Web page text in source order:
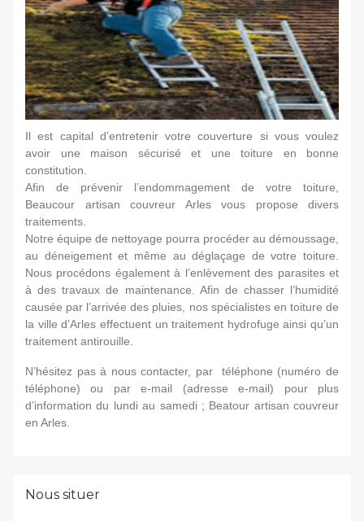
Il est capital d’entretenir votre couverture si vous voulez
avoir une maison sécurisé et une toiture en bonne
constitution.
Afin de prévenir l’endommagement de votre toiture,
Beaucour artisan couvreur Arles vous propose divers
traitements.
Notre équipe de nettoyage pourra procéder au démoussage,
au déneigement et même au déglaçage de votre toiture.
Nous procédons également à l’enlèvement des parasites et
à des travaux de maintenance. Afin de chasser l’humidité
causée par l’arrivée des pluies, nos spécialistes en toiture de
la ville d’Arles effectuent un traitement hydrofuge ainsi qu’un
traitement antirouille.
N’hésitez pas à nous contacter, par téléphone (numéro de
téléphone) ou par e-mail (adresse e-mail) pour plus
d’information du lundi au samedi ; Beatour artisan couvreur
en Arles.
Nous situer